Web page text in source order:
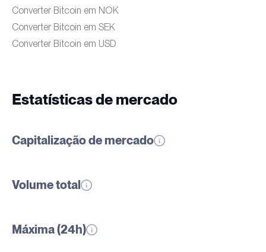
Converter Bitcoin em NOK
Converter Bitcoin em SEK
Converter Bitcoin em USD
Estatísticas de mercado
Capitalização de mercado
Volume total
Máxima (24h)